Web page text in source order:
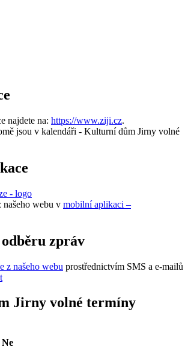
najdete na: https://www.ziji.cz.
jsou v kalendáři - Kulturní dům Jirny volné
našeho webu v mobilní aplikaci –
zpráv
z našeho webu prostřednictvím SMS a e-mailů
Jirny volné termíny
Ne